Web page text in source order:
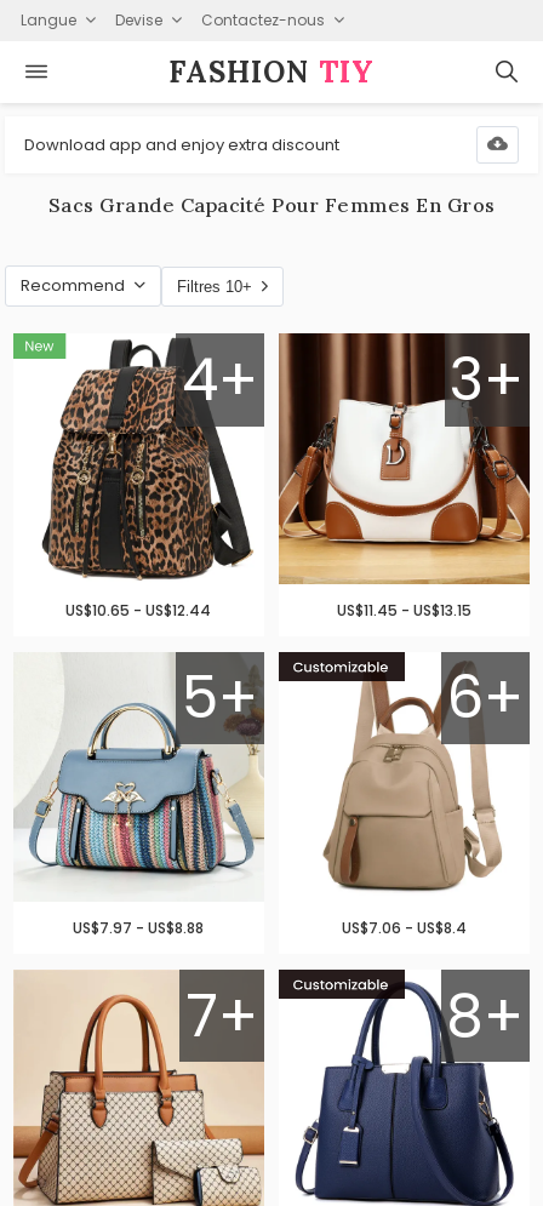
Langue Devise Contactez-nous
FASHION⁠ TIY
Download app and enjoy extra discount
Sacs Grande Capacité Pour Femmes En Gros
Recommend Filtres 10+
4+
US$10.65 - US$12.44
3+
US$11.45 - US$13.15
5+
US$7.97 - US$8.88
6+
US$7.06 - US$8.4
7+ 8+